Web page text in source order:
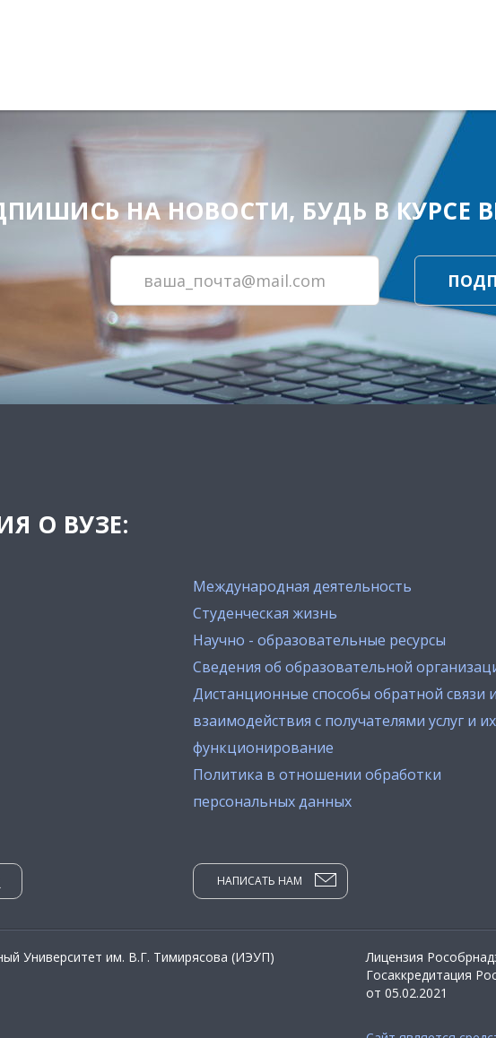
НА НОВОСТИ, БУДЬ В КУРСЕ
О ВУЗЕ:
Международная деятельность
Студенческая жизнь
Научно - образовательные ресурсы
Сведения об образовательной
Дистанционные способы обратной связи и
взаимодействия с получателями услуг и их
функционирование
Политика в отношении обработки
персональных данных
НАПИСАТЬ НАМ
Университет им. В.Г. Тимирясова (ИЭУП)
Лицензия
Госаккредитация
от 05.02.2021